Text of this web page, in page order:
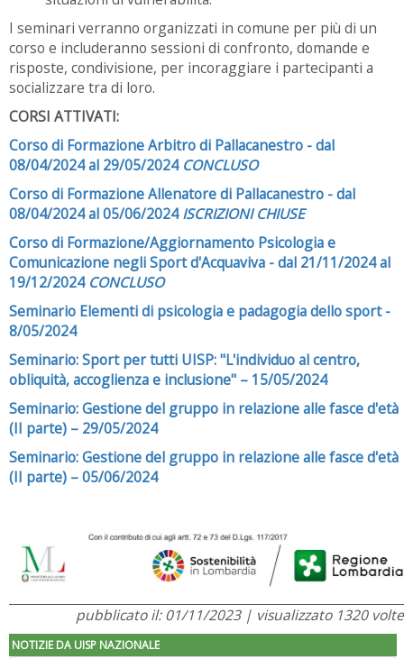
I seminari verranno organizzati in comune per più di un
corso e includeranno sessioni di confronto, domande e
risposte, condivisione, per incoraggiare i partecipanti a
socializzare tra di loro.
CORSI ATTIVATI:
Corso di Formazione Arbitro di Pallacanestro - dal
08/04/2024 al 29/05/2024 CONCLUSO
Corso di Formazione Allenatore di Pallacanestro - dal
08/04/2024 al 05/06/2024ISCRIZIONI CHIUSE
Corso di Formazione/Aggiornamento Psicologia e
Comunicazione negli Sport d'Acquaviva - dal 21/11/2024 al
19/12/2024 CONCLUSO
Seminario Elementi di psicologia e padagogia dello sport -
8/05/2024
Seminario: Sport per tutti UISP: "L'individuo al centro,
obliquità, accoglienza e inclusione" – 15/05/2024
Seminario: Gestione del gruppo in relazione alle fasce d'età
(II parte) – 29/05/2024
Seminario: Gestione del gruppo in relazione alle fasce d'età
(II parte) – 05/06/2024
pubblicato il: 01/11/2023 | visualizzato 1320 volte
NOTIZIE DA UISP NAZIONALE